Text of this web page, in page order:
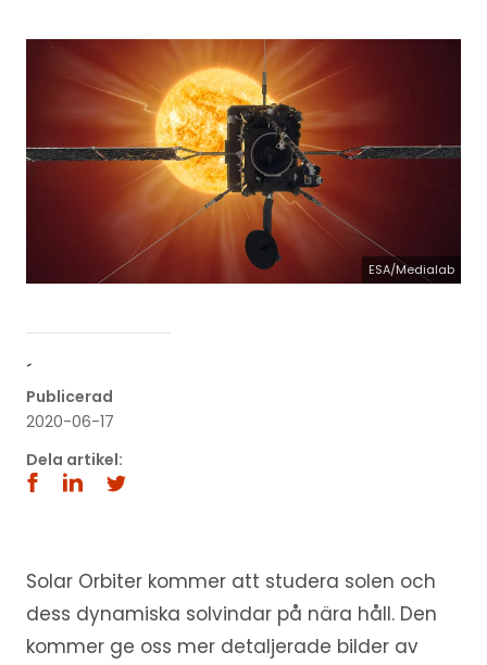
ESA/Medialab
´
Publicerad
2020-06-17
Dela artikel:
Solar Orbiter kommer att studera solen och
dess dynamiska solvindar på nära håll. Den
kommer ge oss mer detaljerade bilder av